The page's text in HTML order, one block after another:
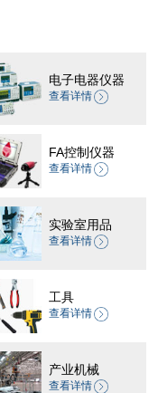
电子电器仪器
查看详情
FA控制仪器
查看详情
实验室用品
查看详情
工具
查看详情
产业机械
查看详情